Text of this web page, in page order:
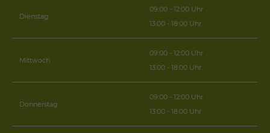
Dienstag
09:00 - 12:00 Uhr
13:00 - 18:00 Uhr
Mittwoch
09:00 - 12:00 Uhr
13:00 - 18:00 Uhr
Donnerstag
09:00 - 12:00 Uhr
13:00 - 18:00 Uhr